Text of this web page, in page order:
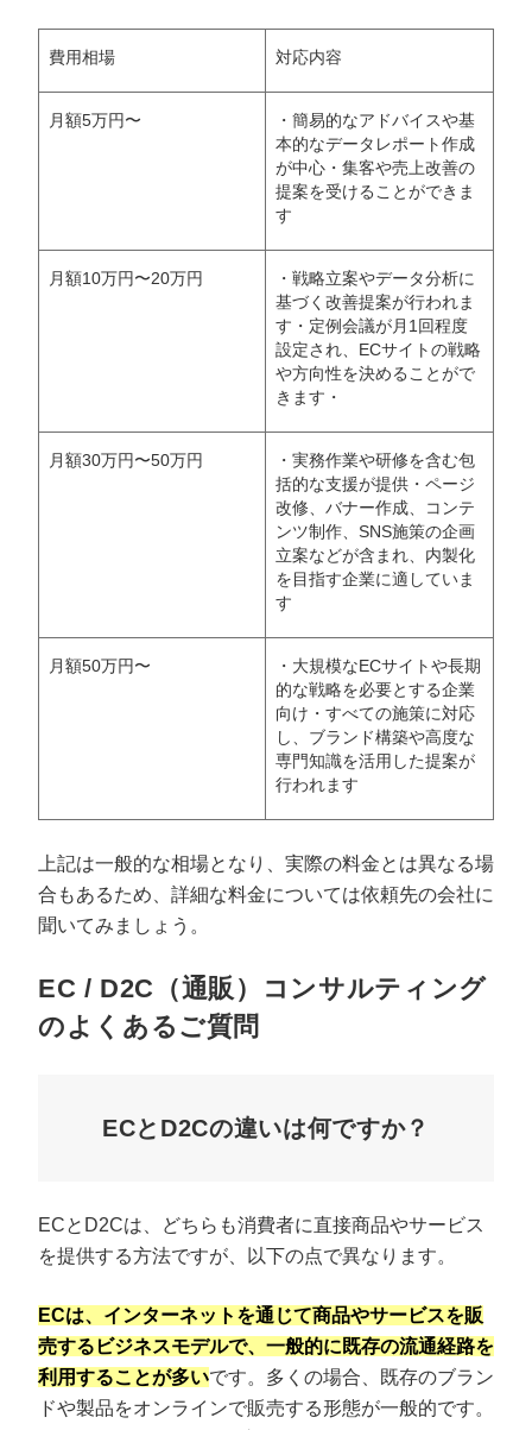
プロに無料相談をする
StockSun株式会社〒160-0023 東京都新宿区西新宿3丁目8番3号 新都心
サイトマップ プライバシーポリシー
費用相場 対応内容
月額5万円〜
・簡易的なアドバイスや基
本的なデータレポート作成
が中心・集客や売上改善の
提案を受けることができま
す
月額10万円〜20万円
・戦略立案やデータ分析に
基づく改善提案が行われま
す・定例会議が月1回程度
設定され、ECサイトの戦略
や方向性を決めることがで
きます・
月額30万円〜50万円
・実務作業や研修を含む包
括的な支援が提供・ページ
改修、バナー作成、コンテ
ンツ制作、SNS施策の企画
立案などが含まれ、内製化
を目指す企業に適していま
す
月額50万円〜
・大規模なECサイトや長期
的な戦略を必要とする企業
向け・すべての施策に対応
し、ブランド構築や高度な
専門知識を活用した提案が
行われます
上記は一般的な相場となり、実際の料金とは異なる場
合もあるため、詳細な料金については依頼先の会社に
聞いてみましょう。
EC / D2C（通販）コンサルティング
のよくあるご質問
ECとD2Cの違いは何ですか？
ECとD2Cは、どちらも消費者に直接商品やサービス
を提供する方法ですが、以下の点で異なります。
ECは、インターネットを通じて商品やサービスを販
売するビジネスモデルで、一般的に既存の流通経路を
利用することが多いです。多くの場合、既存のブラン
ドや製品をオンラインで販売する形態が一般的です。